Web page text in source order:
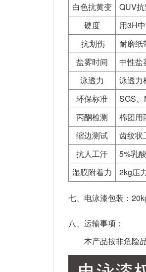
白色抗黄变
QUV
硬度
用3H
抗划伤
耐磨纸
盐雾时间
中性盐
泳透力
泳透力
环保标准
SGS
丙酮检测
棉团用
缩边测试
齿纹
抗人工汗
5%乳
湿膜附着力
2kg压
七、电泳漆包装：
八、运输事项：
本产品按非危险